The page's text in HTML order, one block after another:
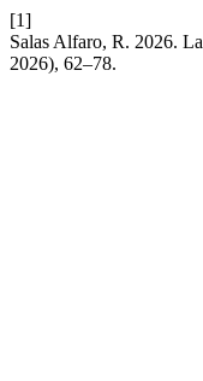
[1]
Salas Alfaro, R. 2026.
2026), 62–78.